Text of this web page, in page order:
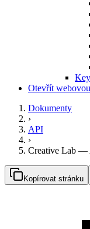
Otevřít
Dokumenty
›
API
›
Creative Lab —
Kopírovat stránku